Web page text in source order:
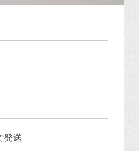
発送